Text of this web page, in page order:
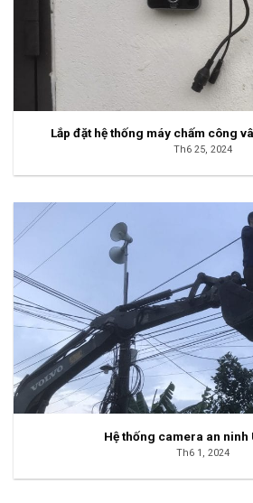
Lắp đặt hệ thống máy chấm công
Th6 25, 2024
Hệ thống camera an ninh
Th6 1, 2024